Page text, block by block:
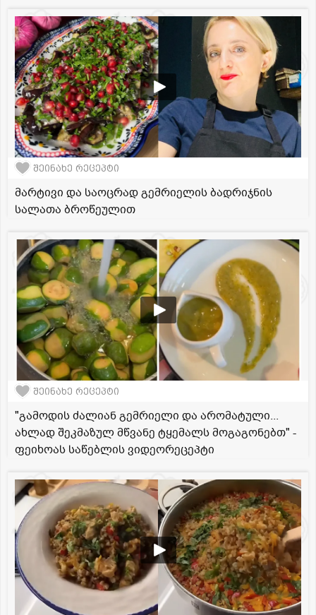
შეინახე რეცეპტი
მარტივი და საოცრად გემრიელის ბადრიჯნის
სალათა ბროწეულით
შეინახე რეცეპტი
"გამოდის ძალიან გემრიელი და არომატული...
ახლად შეკმაზულ მწვანე ტყემალს მოგაგონებთ" -
ფეიხოას საწებლის ვიდეორეცეპტი